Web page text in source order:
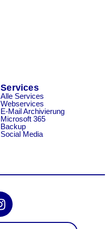
Services
Alle Services
Webservices
E-Mail Archivierung
Microsoft 365
Backup
Social Media